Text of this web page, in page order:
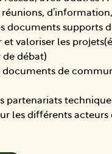
documents supports
valoriser les
débat)
documents de
partenariats
les différents